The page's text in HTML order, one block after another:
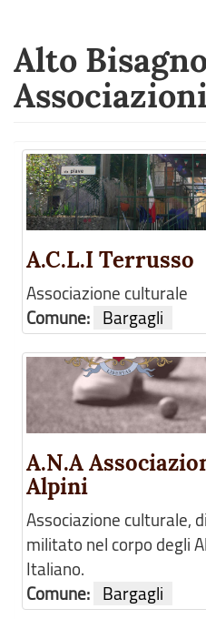
Alto
Associazioni
A.C.L.I Terrusso
Associazione culturale
Comune: Bargagli
A.N.A
Alpini
Associazione culturale,
militato nel corpo degli
Italiano.
Comune: Bargagli